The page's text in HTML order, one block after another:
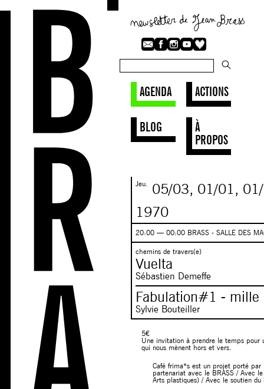
AGENDA ACTIONS
BLOG
À
PROPOS
Jeu. 05/03, 01/01,
1970
20:00 — 00:00 BRASS - SALLE DES
chemins de travers(e)
Vuelta
Sébastien Demeffe
Fabulation#1 - mille
Sylvie Bouteiller
5€
Une invitation à prendre le temps pour
qui nous mènent hors et vers.
Café frima*s est un projet porté
partenariat avec le BRASS / Avec
Arts plastiques) / Avec le soutien du